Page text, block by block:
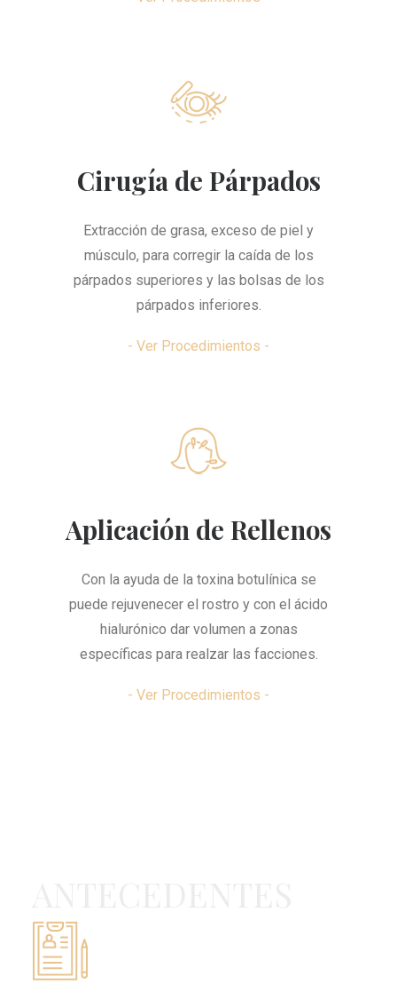
Cirugía de Párpados
Extracción de grasa, exceso de piel y
músculo, para corregir la caída de los
párpados superiores y las bolsas de los
párpados inferiores.
- Ver Procedimientos -
Aplicación de Rellenos
Con la ayuda de la toxina botulínica se
puede rejuvenecer el rostro y con el ácido
hialurónico dar volumen a zonas
específicas para realzar las facciones.
- Ver Procedimientos -